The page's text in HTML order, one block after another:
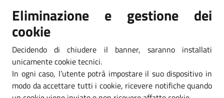
Eliminazione e gestione dei
cookie
Decidendo di chiudere il banner, saranno installati
unicamente cookie tecnici.
In ogni caso, l’utente potrà impostare il suo dispositivo in
modo da accettare tutti i cookie, ricevere notifiche quando